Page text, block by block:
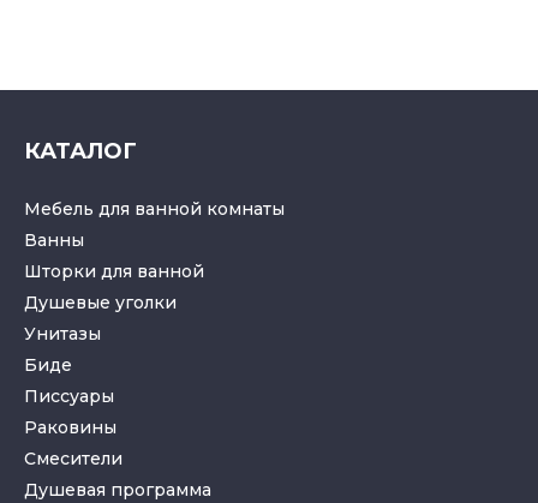
КАТАЛОГ
Мебель для ванной комнаты
Ванны
Шторки для ванной
Душевые уголки
Унитазы
Биде
Писсуары
Раковины
Смесители
Душевая программа